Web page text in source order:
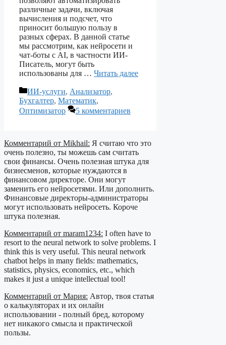
различные задачи, включая
вычисления и подсчет, что
приносит большую пользу в
разных сферах. В данной статье
мы рассмотрим, как нейросети и
чат-боты с AI, в частности ИИ-
Писатель, могут быть
использованы для … Читать далее
Рубрики
ИИ-услуги, Анализатор,
Бухгалтер, Математик,
Оптимизатор
5 комментариев
Комментарий от Mikhail: Я считаю что это
очень полезно, ты можешь сам считать
свои финансы. Очень полезная штука для
бизнесменов, которые нуждаются в
финансовом директоре. Они могут
заменить его нейросетями. Или дополнить.
Финансовые директоры-администраторы
могут использовать нейросеть. Короче
штука полезная.
Комментарий от maram1234: I often have to
resort to the neural network to solve problems. I
think this is very useful. This neural network
chatbot helps in many fields: mathematics,
statistics, physics, economics, etc., which
makes it just a unique intellectual tool!
Комментарий от Мария: Автор, твоя статья
о калькуляторах и их онлайн
использовании - полный бред, которому
нет никакого смысла и практической
пользы.